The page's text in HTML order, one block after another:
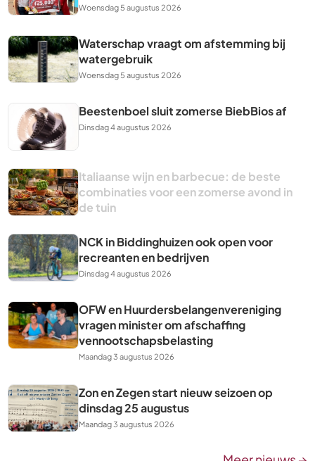
Woensdag 5 augustus 2026
Waterschap vraagt om afstemming bij
watergebruik
Woensdag 5 augustus 2026
Beestenboel sluit zomerse BiebBios af
Dinsdag 4 augustus 2026
Italiaanse wijn en barbecue: de beste
combinaties voor een zomerse avond in
de tuin
NCK in Biddinghuizen ook open voor
recreanten en bedrijven
Dinsdag 4 augustus 2026
OFW en Huurdersbelangenvereniging
vragen minister om afschaffing
vennootschapsbelasting
Maandag 3 augustus 2026
Zon en Zegen start nieuw seizoen op
dinsdag 25 augustus
Maandag 3 augustus 2026